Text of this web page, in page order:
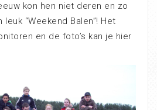
kon hen niet deren en zo
“Weekend Balen”! Het
en de foto’s kan je hier